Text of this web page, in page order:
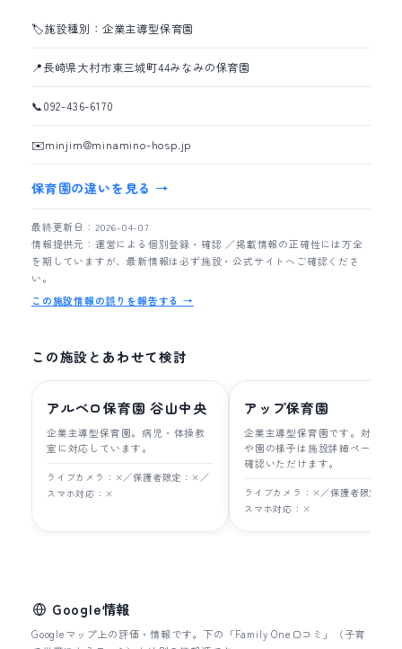
🏷️施設種別：企業主導型保育園
📍長崎県大村市東三城町44みなみの保育園
📞092-436-6170
✉️minjim@minamino-hosp.jp
保育園の違いを見る →
最終更新日：2026-04-07
情報提供元：運営による個別登録・確認 ／掲載情報の正確性には万全
を期していますが、最新情報は必ず施設・公式サイトへご確認くださ
い。
この施設情報の誤りを報告する →
この施設とあわせて検討
アルベロ保育園 谷山中央
企業主導型保育園。病児・体操教
室に対応しています。
ライブカメラ：×／保護者限定：×／
スマホ対応：×
アップ保育園
企業主導型保育園です。対象年
や園の様子は施設詳細ページでご
確認いただけます。
ライブカメラ：×／保護者限定：×
スマホ対応：×
Google情報
Googleマップ上の評価・情報です。下の「Family One口コミ」（子育